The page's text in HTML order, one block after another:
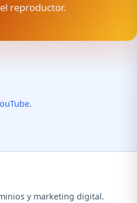
reproductor.
.
y marketing digital.